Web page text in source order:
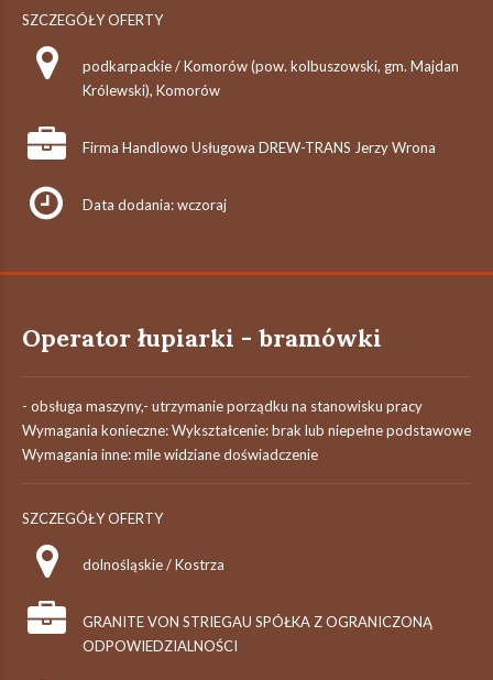
SZCZEGÓŁY OFERTY
podkarpackie / Komorów (pow. kolbuszowski, gm. Majdan
Królewski), Komorów
Firma Handlowo Usługowa DREW-TRANS Jerzy Wrona
Data dodania: wczoraj
Operator łupiarki - bramówki
- obsługa maszyny,- utrzymanie porządku na stanowisku pracy
Wymagania konieczne: Wykształcenie: brak lub niepełne podstawowe
Wymagania inne: mile widziane doświadczenie
SZCZEGÓŁY OFERTY
dolnośląskie / Kostrza
GRANITE VON STRIEGAU SPÓŁKA Z OGRANICZONĄ
ODPOWIEDZIALNOŚCI